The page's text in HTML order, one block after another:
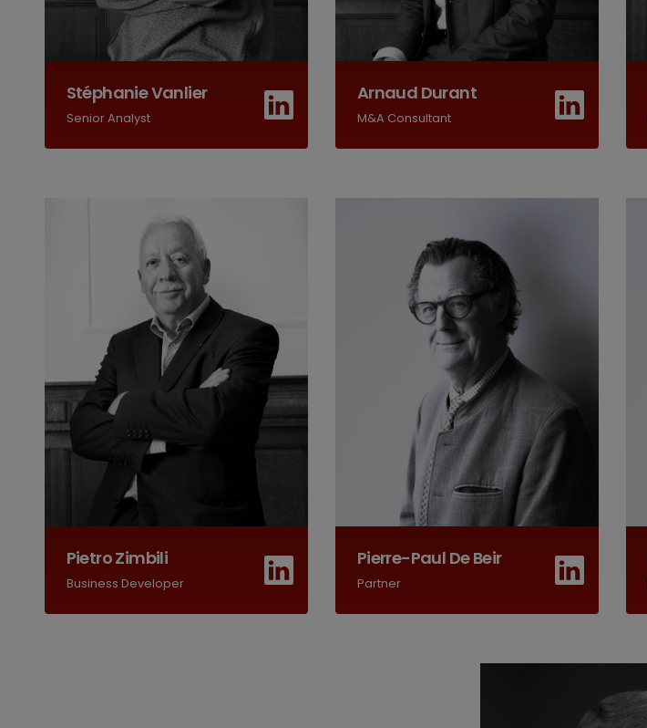
Stéphanie Vanlier
Senior Analyst
Arnaud Durant
M&A Consultant
Pietro Zimbili
Business Developer
Pierre-Paul De Beir
Partner